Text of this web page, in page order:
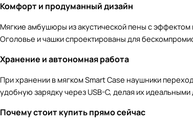
Комфорт и продуманный дизайн
Мягкие амбушюры из акустической пены с
Оголовье и чашки спроектированы для
Хранение и автономная работа
При хранении в мягком Smart Case наушники
удобную зарядку через USB-C, делая их
Почему стоит купить прямо сейчас